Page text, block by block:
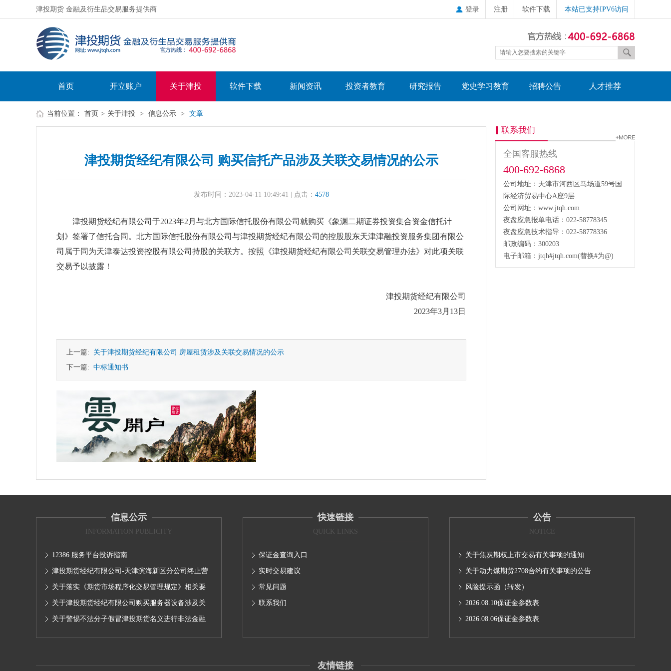
津投期货 金融及衍生品交易服务提供商 登录 注册 软件下载 本站已支持IPV6访问
首页 开立账户 关于津投 软件下载 新闻资讯 投资者教育 研究报告 党史学习教育 招聘公告 人才推荐
当前位置： 首页 > 关于津投 > 信息公示 > 文章
津投期货经纪有限公司 购买信托产品涉及关联交易情况的公示
发布时间：2023-04-11 10:49:41 | 点击： 4578
津投期货经纪有限公司于2023年2月与北方国际信托股份有限公司就购买《象渊二期证券投资集合资金信托计
划》签署了信托合同。北方国际信托股份有限公司与津投期货经纪有限公司的控股股东天津津融投资服务集团有限公
司属于同为天津泰达投资控股有限公司持股的关联方。按照《津投期货经纪有限公司关联交易管理办法》对此项关联
交易予以披露！
津投期货经纪有限公司
2023年3月13日
上一篇: 关于津投期货经纪有限公司 房屋租赁涉及关联交易情况的公示
下一篇: 中标通知书
联系我们
全国客服热线
400-692-6868
公司地址：天津市河西区马场道59号国
际经济贸易中心A座9层
公司网址：www.jtqh.com
夜盘应急报单电话：022-58778345
夜盘应急技术指导：022-58778336
邮政编码：300203
电子邮箱：jtqh#jtqh.com(替换#为@)
信息公示
INFORMATION PUBLICITY
12386 服务平台投诉指南
津投期货经纪有限公司-天津滨海新区分公司终止营
业的公告
关于落实《期货市场程序化交易管理规定》相关要
求,无限易终端版本调整及客户通知
关于津投期货经纪有限公司购买服务器设备涉及关
联交易情况的公示
关于警惕不法分子假冒津投期货名义进行非法金融
快速链接
QUICK LINKS
保证金查询入口
实时交易建议
常见问题
联系我们
公告
NOTICE
关于焦炭期权上市交易有关事项的通知
关于动力煤期货2708合约有关事项的公告
风险提示函（转发）
2026.08.10保证金参数表
2026.08.06保证金参数表
友情链接